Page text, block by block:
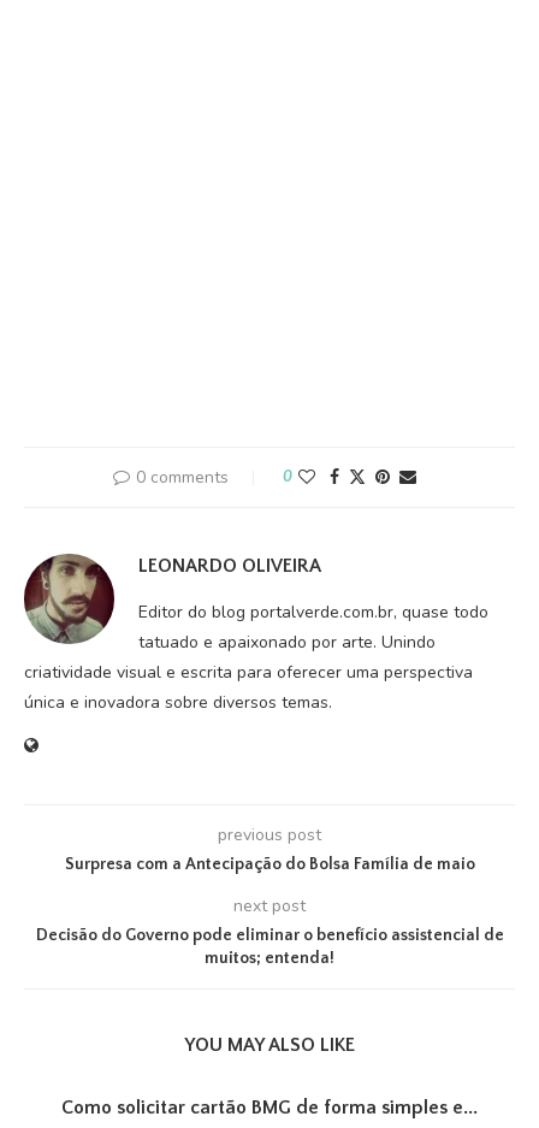
0 comments 0
LEONARDO OLIVEIRA
Editor do blog portalverde.com.br, quase todo
tatuado e apaixonado por arte. Unindo
criatividade visual e escrita para oferecer uma perspectiva
única e inovadora sobre diversos temas.
previous post
Surpresa com a Antecipação do Bolsa Família de maio
next post
Decisão do Governo pode eliminar o benefício assistencial de
muitos; entenda!
YOU MAY ALSO LIKE
Como solicitar cartão BMG de forma simples e...